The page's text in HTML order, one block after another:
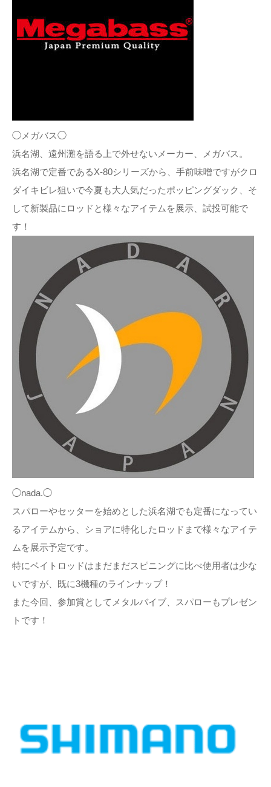
◯メガバス◯
浜名湖、遠州灘を語る上で外せないメーカー、メガバス。
浜名湖で定番であるX-80シリーズから、手前味噌ですがクロ
ダイキビレ狙いで今夏も大人気だったポッピングダック、そ
して新製品にロッドと様々なアイテムを展示、試投可能で
す！
◯nada.◯
スパローやセッターを始めとした浜名湖でも定番になってい
るアイテムから、ショアに特化したロッドまで様々なアイテ
ムを展示予定です。
特にベイトロッドはまだまだスピニングに比べ使用者は少な
いですが、既に3機種のラインナップ！
また今回、参加賞としてメタルバイブ、スパローもプレゼン
トです！